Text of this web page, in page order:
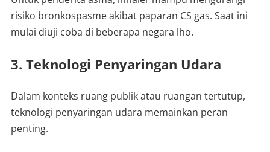
risiko bronkospasme akibat paparan CS gas. Saat ini
mulai diuji coba di beberapa negara lho.
3. Teknologi Penyaringan Udara
Dalam konteks ruang publik atau ruangan tertutup,
teknologi penyaringan udara memainkan peran
penting.